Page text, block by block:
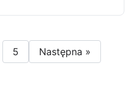
5 Następna »